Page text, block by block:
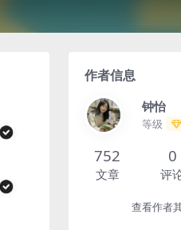
作者信息
钟怡
等级
752
文章
0
评
查看作者